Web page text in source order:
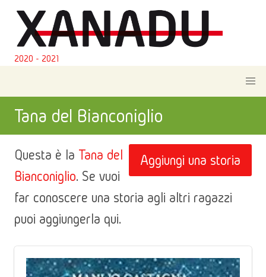
2020 - 2021
Tana del Bianconiglio
Aggiungi una storia
Questa è la Tana del
Bianconiglio. Se vuoi
far conoscere una storia agli altri ragazzi
puoi aggiungerla qui.